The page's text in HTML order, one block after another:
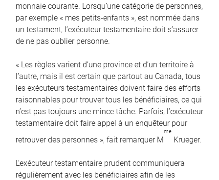
monnaie courante. Lorsqu’une catégorie de personnes,
par exemple « mes petits-enfants », est nommée dans
un testament, l’exécuteur testamentaire doit s’assurer
de ne pas oublier personne.
« Les règles varient d’une province et d’un territoire à
l’autre, mais il est certain que partout au Canada, tous
les exécuteurs testamentaires doivent faire des efforts
raisonnables pour trouver tous les bénéficiaires, ce qui
n’est pas toujours une mince tâche. Parfois, l’exécuteur
testamentaire doit faire appel à un enquêteur pour
retrouver des personnes », fait remarquer M
me
Krueger.
L’exécuteur testamentaire prudent communiquera
régulièrement avec les bénéficiaires afin de les